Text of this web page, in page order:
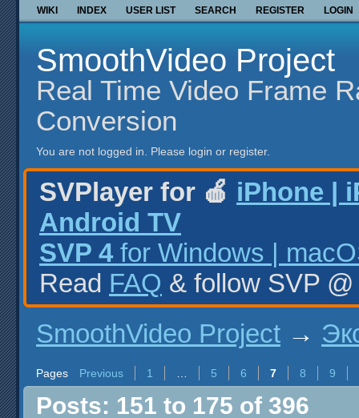
WIKI INDEX USER LIST SEARCH REGISTER LOGIN
SmoothVideo Project
Real Time Video Frame
Conversion
You are not logged in. Please login or register.
SVPlayer for 🍎 iPhone |
Android TV
SVP 4 for Windows |
Read FAQ & follow SVP
SmoothVideo Project →
Pages Previous 1 5 6 7 8 9
Posts: 151 to 175 of 396